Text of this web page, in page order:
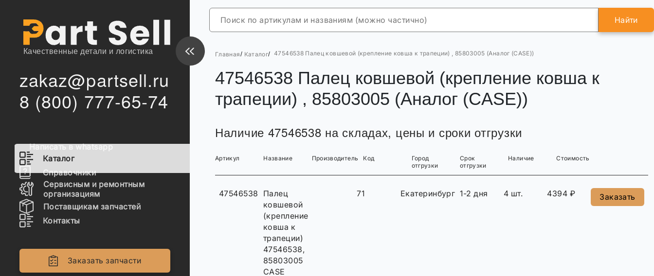
Качественные детали и логистика
zakaz@partsell.ru
8 (800) 777-65-74
Написать в whatsapp
Каталог
Справочники
Сервисным и ремонтным
организациям
Поставщикам запчастей
Контакты
Заказать запчасти
Найти
Главная/ Каталог/ 47546538 Палец ковшевой (крепление ковша к трапеции) , 85803005 (Аналог (CASE))
47546538 Палец ковшевой (крепление ковша к
трапеции) , 85803005 (Аналог (CASE))
Наличие 47546538 на складах, цены и сроки отгрузки
Артикул Название Производитель Код
Город
отгрузки
Срок
отгрузки
Наличие Стоимость
47546538
Палец
ковшевой
(крепление
ковша к
трапеции)
47546538,
85803005
CASE
71 Екатеринбург 1-2 дня 4 шт. 4394 ₽ Заказать